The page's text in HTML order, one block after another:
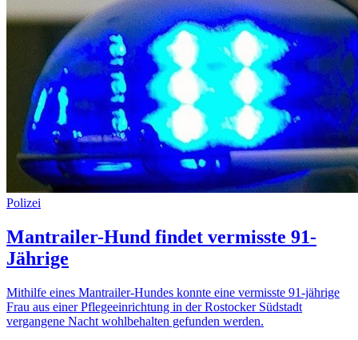
Polizei
Mantrailer-Hund findet vermisste 91-
Jährige
Mithilfe eines Mantrailer-Hundes konnte eine vermisste 91-jährige
Frau aus einer Pflegeeinrichtung in der Rostocker Südstadt
vergangene Nacht wohlbehalten gefunden werden.